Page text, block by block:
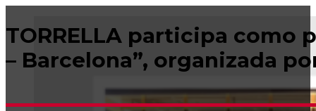
TORRELLA participa como
– Barcelona”, organizada